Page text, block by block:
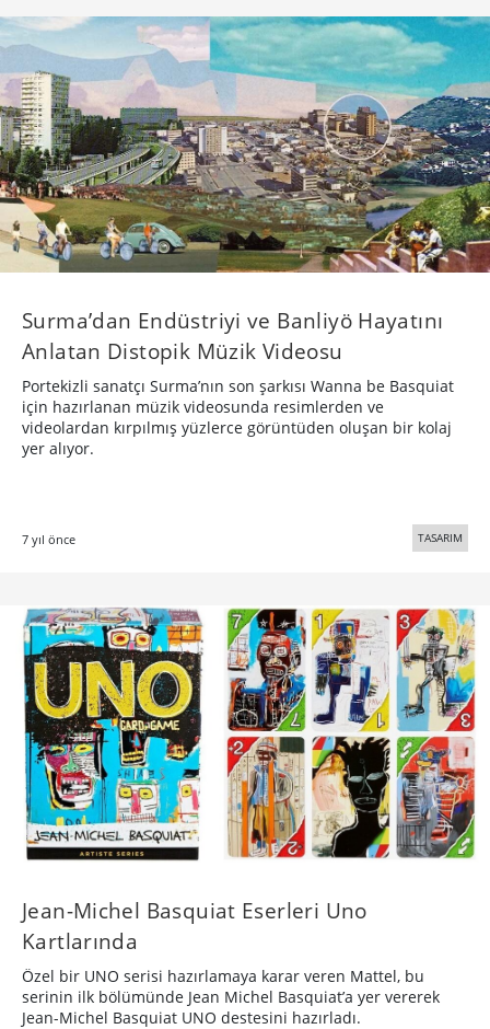
Surma’dan Endüstriyi ve Banliyö Hayatını
Anlatan Distopik Müzik Videosu
Portekizli sanatçı Surma’nın son şarkısı Wanna be Basquiat
için hazırlanan müzik videosunda resimlerden ve
videolardan kırpılmış yüzlerce görüntüden oluşan bir kolaj
yer alıyor.
7 yıl önce TASARIM
Jean-Michel Basquiat Eserleri Uno
Kartlarında
Özel bir UNO serisi hazırlamaya karar veren Mattel, bu
serinin ilk bölümünde Jean Michel Basquiat’a yer vererek
Jean-Michel Basquiat UNO destesini hazırladı.